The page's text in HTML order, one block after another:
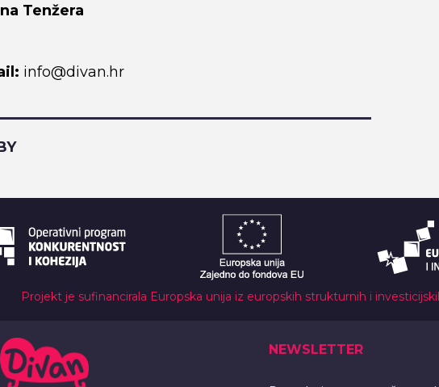
Tenžera
info@divan.hr
Projekt je sufinancirala Europska unija iz europskih strukturnih i
NEWSLETTER